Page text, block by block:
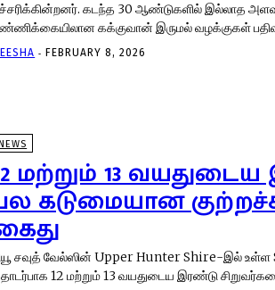
கடந்த 30 ஆண்டுகளில் இல்லாத அளவுக்கு ஆஸ்திரேலியாவில் இப்போது அதிக
- FEBRUARY 8, 2026
மற்றும் 13 வயதுடைய
கடுமையான
சவுத் வேல்ஸின் Upper Hunter Shire-இல்